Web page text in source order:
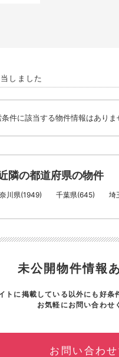
しました
条件に該当する物件情報はありま
隣の都道府県の物件
川県(1949) 千葉県(645) 埼
未公開物件情報
トに掲載している以外にも好条
お気軽にお問い合わせ
お問い合わせ